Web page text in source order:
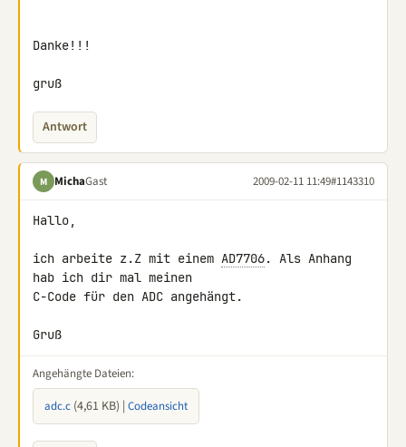
Danke!!!
gruß
Antwort
M MichaGast 2009-02-11 11:49#1143310
Hallo,
ich arbeite z.Z mit einem AD7706. Als Anhang
hab ich dir mal meinen
C-Code für den ADC angehängt.
Gruß
Angehängte Dateien:
adc.c (4,61 KB) | Codeansicht